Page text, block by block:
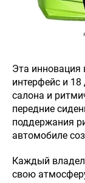
Эта инновация
интерфейс и
салона и
передние
поддержания
автомобиле
Каждый
свою